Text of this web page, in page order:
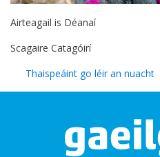
Airteagail is Déanaí
Scagaire Catagóirí
Thaispeáint go léir an nuacht